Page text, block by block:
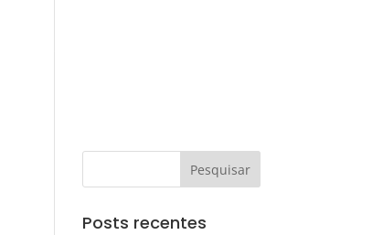
Posts recentes